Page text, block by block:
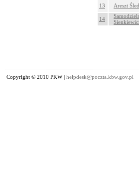
13
Areszt
14
Copyright © 2010 PKW | helpdesk@poczta.kbw.gov.pl